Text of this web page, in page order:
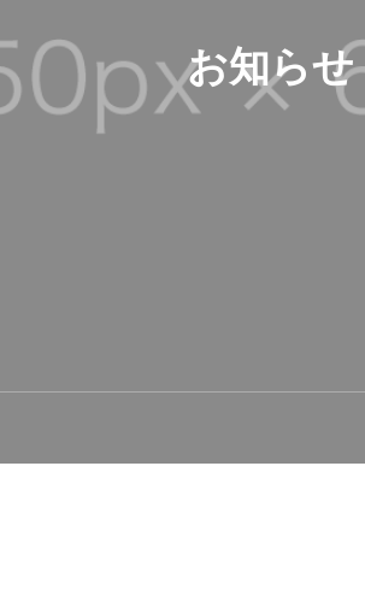
お知らせ